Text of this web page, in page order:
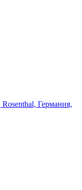
Германия,